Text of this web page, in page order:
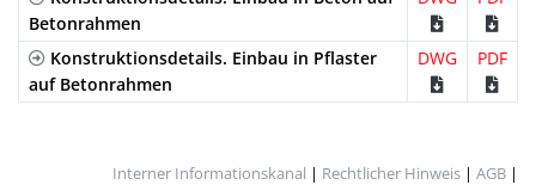
Betonrahmen
Konstruktionsdetails. Einbau in Pflaster
auf Betonrahmen
DWG PDF
Interner Informationskanal | Rechtlicher Hinweis | AGB |